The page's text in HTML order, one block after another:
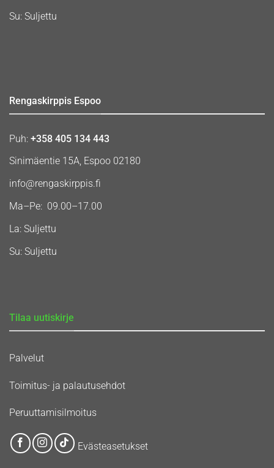
Su: Suljettu
Rengaskirppis Espoo
Puh: +358 405 134 443
Sinimäentie 15A, Espoo 02180
info@rengaskirppis.fi
Ma–Pe: 09.00–17.00
La: Suljettu
Su: Suljettu
Tilaa uutiskirje
Palvelut
Toimitus- ja palautusehdot
Peruuttamisilmoitus
Evästeasetukset